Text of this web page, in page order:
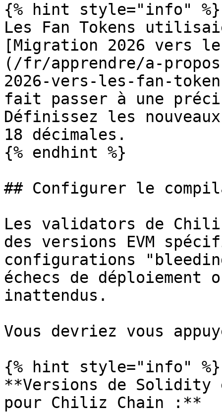
{% hint style="info" %}
Les Fan Tokens
[Migration 2026 vers
(/fr/apprendre/a-
2026-vers-les-fan-
fait passer à une
Définissez les
18 décimales.
{% endhint %}
## Configurer le
Les validators de
des versions EVM
configurations
échecs de déploiement
inattendus.
Vous devriez vous
{% hint style="info" %}
**Versions de Solidity
pour Chiliz Chain :**